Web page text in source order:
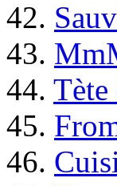
42.
43.
44. Tète
45.
46.